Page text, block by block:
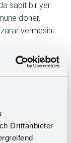
Drittanbieter
sabit bir yer
döner,
vermesini
taşır. Sofistike
bir şekilde
16 kg'a kadar